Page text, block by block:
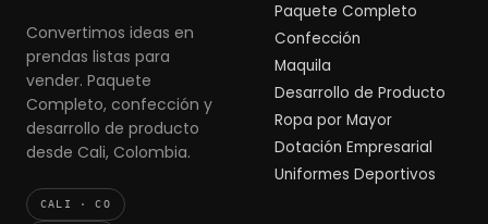
Convertimos ideas en
prendas listas para
vender. Paquete
Completo, confección y
desarrollo de producto
desde Cali, Colombia.
CALI · CO
Paquete Completo
Confección
Maquila
Desarrollo de Producto
Ropa por Mayor
Dotación Empresarial
Uniformes Deportivos